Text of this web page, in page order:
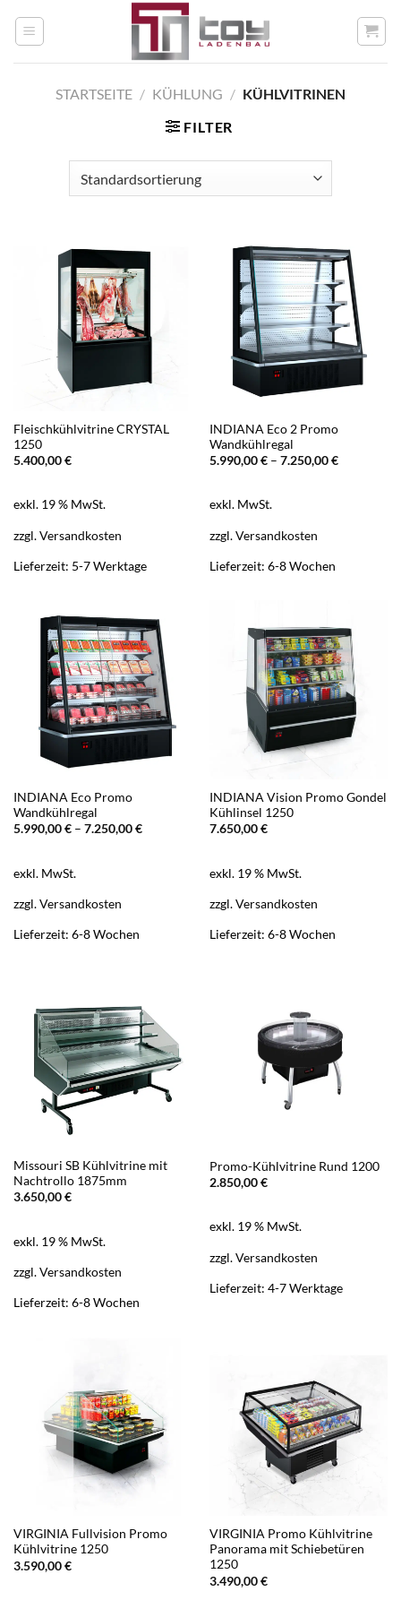
Inhalt
STARTSEITE / KÜHLUNG / KÜHLVITRINEN
FILTER
Fleischkühlvitrine CRYSTAL
1250
5.400,00€
exkl. 19 % MwSt.
zzgl.Versandkosten
Lieferzeit: 5-7 Werktage
INDIANA Eco 2 Promo
Wandkühlregal
5.990,00€– 7.250,00€
exkl. MwSt.
zzgl.Versandkosten
Lieferzeit: 6-8 Wochen
INDIANA Eco Promo
Wandkühlregal
5.990,00€– 7.250,00€
exkl. MwSt.
zzgl.Versandkosten
Lieferzeit: 6-8 Wochen
INDIANA Vision Promo Gondel
Kühlinsel 1250
7.650,00€
exkl. 19 % MwSt.
zzgl.Versandkosten
Lieferzeit: 6-8 Wochen
Missouri SB Kühlvitrine mit
Nachtrollo 1875mm
3.650,00€
exkl. 19 % MwSt.
zzgl.Versandkosten
Lieferzeit: 6-8 Wochen
Promo-Kühlvitrine Rund 1200
2.850,00€
exkl. 19 % MwSt.
zzgl.Versandkosten
Lieferzeit: 4-7 Werktage
VIRGINIA Fullvision Promo
Kühlvitrine 1250
3.590,00€
VIRGINIA Promo Kühlvitrine
Panorama mit Schiebetüren
1250
3.490,00€